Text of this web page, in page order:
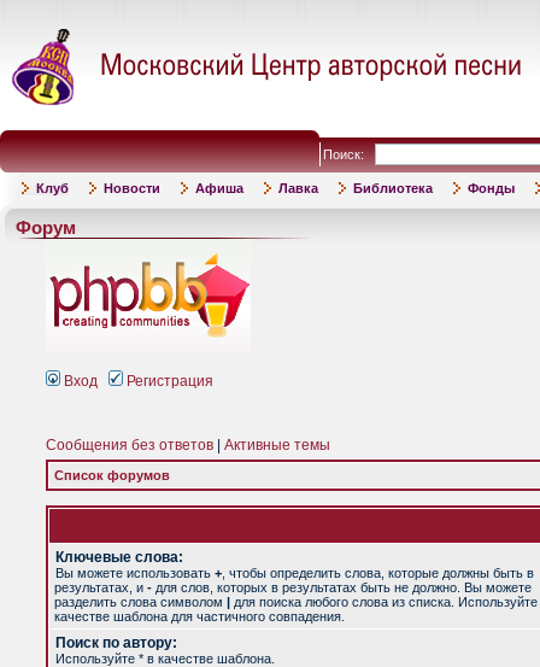
Поиск:
Клуб Новости Афиша Лавка Библиотека Фонды
Форум
Вход Регистрация
Сообщения без ответов Активные темы
Список форумов
Ключевые слова:
Вы можете использовать + , чтобы определить слова, которые должны быть в
результатах, и - для слов, которых в результатах быть не должно. Вы можете
разделить слова символом | для поиска любого слова из списка. Используйте
качестве шаблона для частичного совпадения.
Поиск по автору:
Используйте * в качестве шаблона.